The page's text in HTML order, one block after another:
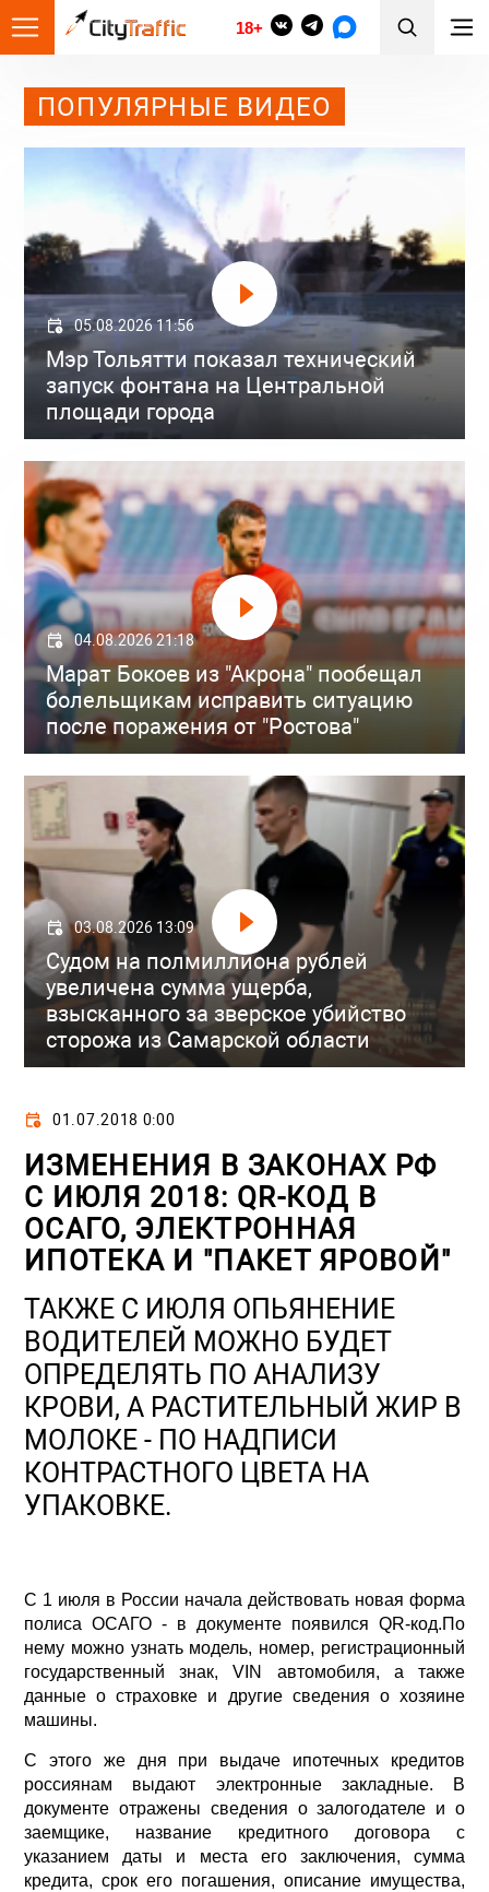
18+
ПОПУЛЯРНЫЕ ВИДЕО
05.08.2026 11:56
Мэр Тольятти показал технический
запуск фонтана на Центральной
площади города
04.08.2026 21:18
Марат Бокоев из "Акрона" пообещал
болельщикам исправить ситуацию
после поражения от "Ростова"
03.08.2026 13:09
Судом на полмиллиона рублей
увеличена сумма ущерба,
взысканного за зверское убийство
сторожа из Самарской области
01.07.2018 0:00
ИЗМЕНЕНИЯ В ЗАКОНАХ РФ
С ИЮЛЯ 2018: QR-КОД В
ОСАГО, ЭЛЕКТРОННАЯ
ИПОТЕКА И "ПАКЕТ ЯРОВОЙ"
ТАКЖЕ С ИЮЛЯ ОПЬЯНЕНИЕ
ВОДИТЕЛЕЙ МОЖНО БУДЕТ
ОПРЕДЕЛЯТЬ ПО АНАЛИЗУ
КРОВИ, А РАСТИТЕЛЬНЫЙ ЖИР В
МОЛОКЕ - ПО НАДПИСИ
КОНТРАСТНОГО ЦВЕТА НА
УПАКОВКЕ.
С 1 июля в России начала действовать новая форма
полиса ОСАГО - в документе появился QR-код.По
нему можно узнать модель, номер, регистрационный
государственный знак, VIN автомобиля, а также
данные о страховке и другие сведения о хозяине
машины.
С этого же дня при выдаче ипотечных кредитов
россиянам выдают электронные закладные. В
документе отражены сведения о залогодателе и о
заемщике, название кредитного договора с
указанием даты и места его заключения, сумма
кредита, срок его погашения, описание имущества,